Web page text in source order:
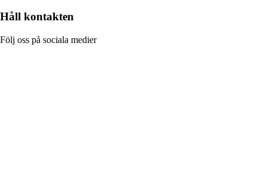
Håll kontakten
Följ oss på sociala medier